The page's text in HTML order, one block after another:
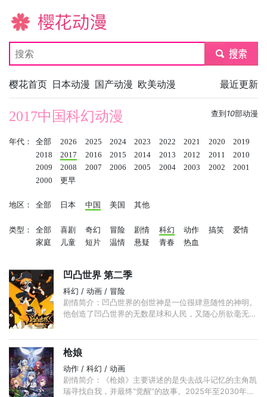
樱花动漫
submit
樱花首页 日本动漫 国产动漫 欧美动漫 最近更新
查到 10部动漫
2017中国科幻动漫
年代： 全部 2026 2025 2024 2023 2022 2021 2020
2019
2018
2017 2016 2015 2014 2013 2012 2011
2010
2009
2008 2007 2006 2005 2004 2003 2002
2001
2000
更早
地区： 全部 日本 中国 美国 其他
类型： 全部 喜剧 奇幻 冒险 剧情 科幻 动作 搞笑
爱情
家庭
儿童 短片 温情 悬疑 青春 热血
凹凸世界 第二季
科幻 / 动画 / 冒险
剧情简介：凹凸世界的创世神是一位很肆意随性的神明。
他创造了凹凸世界的无数星球和人民，又随心所欲毫无规
枪娘
动作 / 科幻 / 动画
剧情简介：《枪娘》主要讲述的是失去战斗记忆的主角凯
瑞寻找自我，并最终“觉醒”的故事。2025年至2030年之